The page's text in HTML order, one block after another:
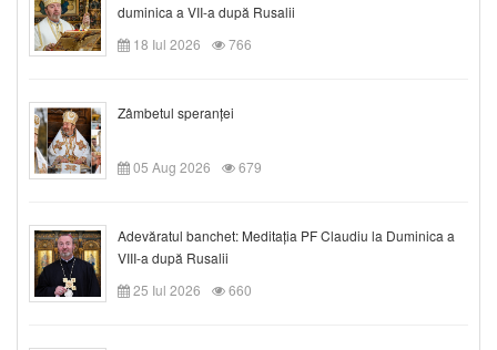
duminica a VII-a după Rusalii
18 Iul 2026
766
Zâmbetul speranței
05 Aug 2026 679
Adevăratul banchet: Meditația PF Claudiu la Duminica a
VIII-a după Rusalii
25 Iul 2026
660